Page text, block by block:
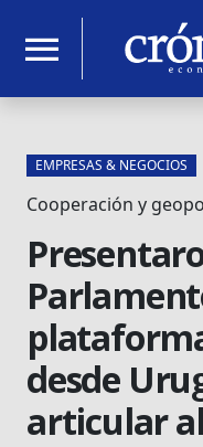
menu
EMPRESAS & NEGOCIOS
Cooperación y
desde
articular